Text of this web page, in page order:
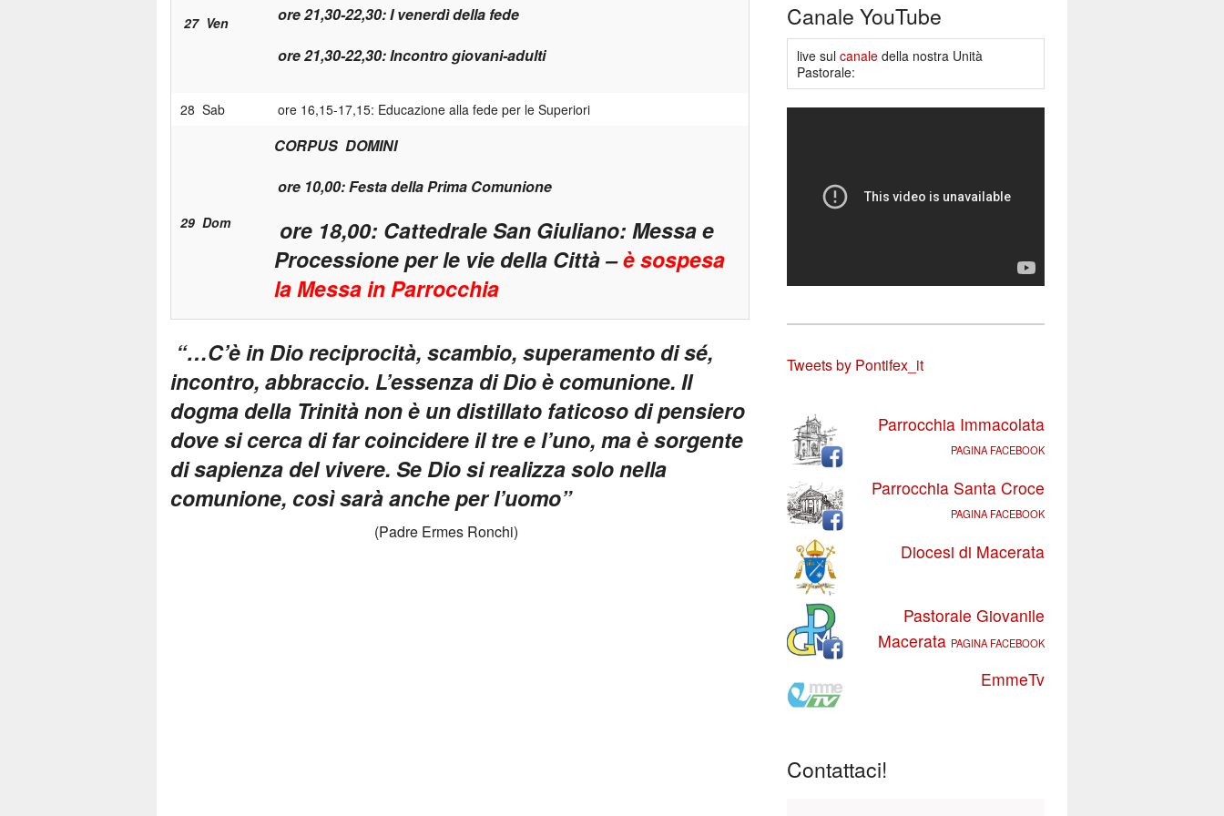
27 Ven
ore 21,30-22,30: I venerdì della fede
ore 21,30-22,30: Incontro giovani-adulti
28 Sab ore 16,15-17,15: Educazione alla fede per le Superiori
29 Dom
CORPUS DOMINI
ore 10,00: Festa della Prima Comunione
ore 18,00: Cattedrale San Giuliano: Messae
Processione per le vie della Città –è sospesa
la Messa in Parrocchia
“…C’è in Dio reciprocità, scambio, superamento di sé,
incontro, abbraccio. L’essenza di Dio è comunione. Il
dogma della Trinità non è un distillato faticoso di pensiero
dove si cerca di far coincidere il tre e l’uno, ma è sorgente
di sapienza del vivere. Se Dio si realizza solo nella
comunione, così sarà anche per l’uomo”
(Padre Ermes Ronchi)
Canale YouTube
live sul canaledella nostra Unità
Pastorale:
Tweets by Pontifex_it
Parrocchia Immacolata
PAGINA FACEBOOK
Parrocchia Santa Croce
PAGINA FACEBOOK
Diocesi di Macerata
Pastorale Giovanile
Macerata PAGINA FACEBOOK
EmmeTv
Contattaci!